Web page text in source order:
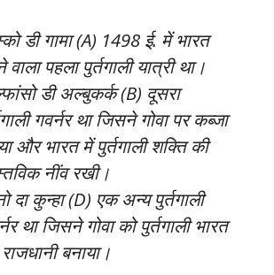
डी गामा (A) 1498 ई. में भारत
पहला पुर्तगाली यात्री था।
डी अल्बुकर्क (B) दूसरा
गवर्नर था जिसने गोवा पर कब्जा
और भारत में पुर्तगाली शक्ति की
नींव रखी।
दा कुन्हा (D) एक अन्य पुर्तगाली
था जिसने गोवा को पुर्तगाली भारत
बनाया।